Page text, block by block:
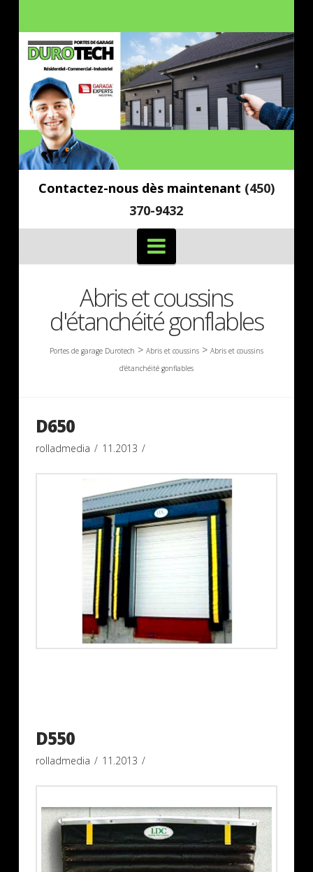
Contactez-nous dès maintenant (450)
370-9432
Navigation
Abris et coussins
d'étanchéité gonflables
Portes de garage Durotech > Abris et coussins> Abris et coussins
d'étanchéité gonflables
D650
rolladmedia 11.2013
D550
rolladmedia 11.2013